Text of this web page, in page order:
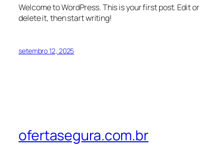
Welcome to WordPress. This is your first post. Edit or
delete it, then start writing!
setembro 12, 2025
ofertasegura.com.br